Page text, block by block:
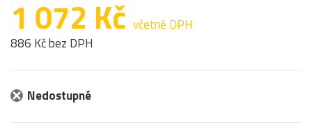
1 072 Kč včetně DPH
886 Kč bez DPH
Nedostupné